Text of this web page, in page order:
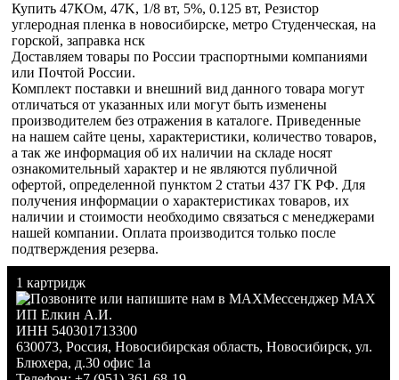
Купить 47КОм, 47K, 1/8 вт, 5%, 0.125 вт, Резистор
углеродная пленка в новосибирске, метро Студенческая, на
горской, заправка нск
Доставляем товары по России траспортными компаниями
или Почтой России.
Комплект поставки и внешний вид данного товара могут
отличаться от указанных или могут быть изменены
производителем без отражения в каталоге. Приведенные
на нашем сайте цены, характеристики, количество товаров,
а так же информация об их наличии на складе носят
ознакомительный характер и не являются публичной
офертой, определенной пунктом 2 статьи 437 ГК РФ. Для
получения информации о характеристиках товаров, их
наличии и стоимости необходимо связаться с менеджерами
нашей компании. Оплата производится только после
подтверждения резерва.
1 картридж
Мессенджер MAX
ИП Елкин А.И.
ИНН 540301713300
630073, Россия, Новосибирская область, Новосибирск, ул.
Блюхера, д.30 офис 1а